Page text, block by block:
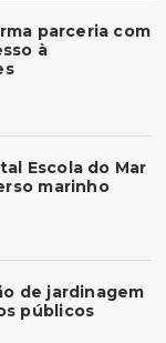
parceria com
à
Escola do Mar
marinho
de jardinagem
públicos